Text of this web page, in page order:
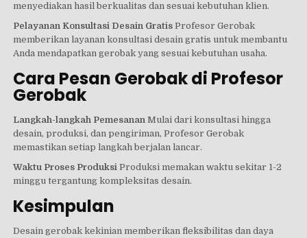
menyediakan hasil berkualitas dan sesuai kebutuhan klien.
Pelayanan Konsultasi Desain Gratis Profesor Gerobak
memberikan layanan konsultasi desain gratis untuk membantu
Anda mendapatkan gerobak yang sesuai kebutuhan usaha.
Cara Pesan Gerobak di Profesor
Gerobak
Langkah-langkah Pemesanan Mulai dari konsultasi hingga
desain, produksi, dan pengiriman, Profesor Gerobak
memastikan setiap langkah berjalan lancar.
Waktu Proses Produksi Produksi memakan waktu sekitar 1-2
minggu tergantung kompleksitas desain.
Kesimpulan
Desain gerobak kekinian memberikan fleksibilitas dan daya